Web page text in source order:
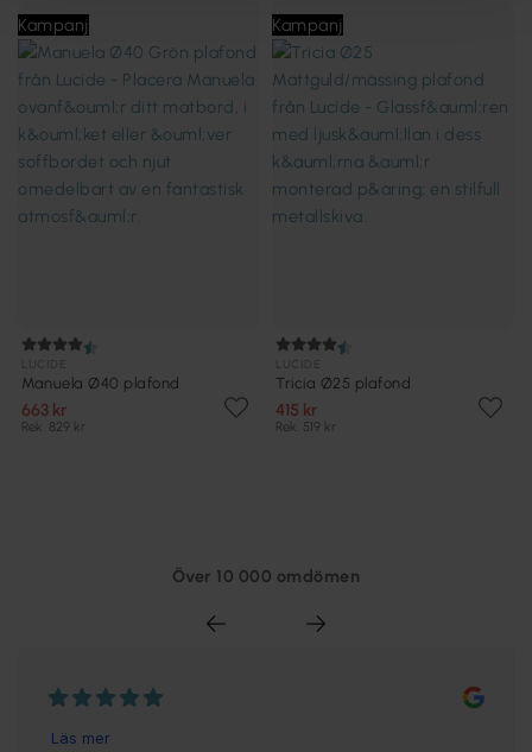
Kampanj
Manuela Ø40 plafond
663 kr
Rek. 829 kr
Kampanj
Tricia Ø25 plafond
415 kr
Rek. 519 kr
Över 10 000 omdömen